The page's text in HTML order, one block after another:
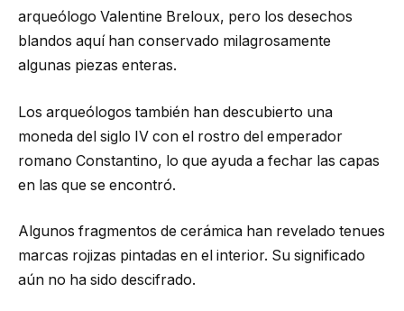
arqueólogo Valentine Breloux, pero los desechos
blandos aquí han conservado milagrosamente
algunas piezas enteras.
Los arqueólogos también han descubierto una
moneda del siglo IV con el rostro del emperador
romano Constantino, lo que ayuda a fechar las capas
en las que se encontró.
Algunos fragmentos de cerámica han revelado tenues
marcas rojizas pintadas en el interior. Su significado
aún no ha sido descifrado.